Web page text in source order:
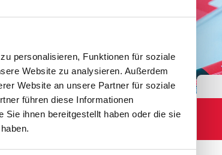
personalisieren, Funktionen für soziale
Website zu analysieren. Außerdem
Website an unsere Partner für soziale
führen diese Informationen
ihnen bereitgestellt haben oder die sie
Corporate Responsibility
Praxisstudium
für Führungskräfte